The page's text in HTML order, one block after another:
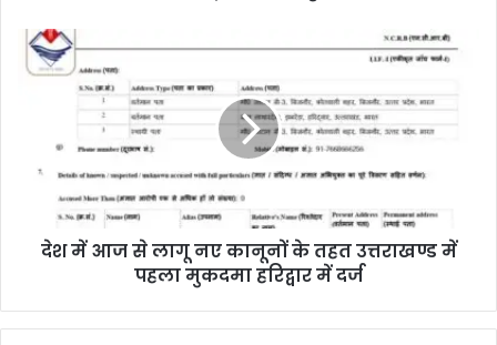
देश में आज से लागू नए कानूनों के तहत उत्तराखण्ड में
पहला मुकदमा हरिद्वार में दर्ज